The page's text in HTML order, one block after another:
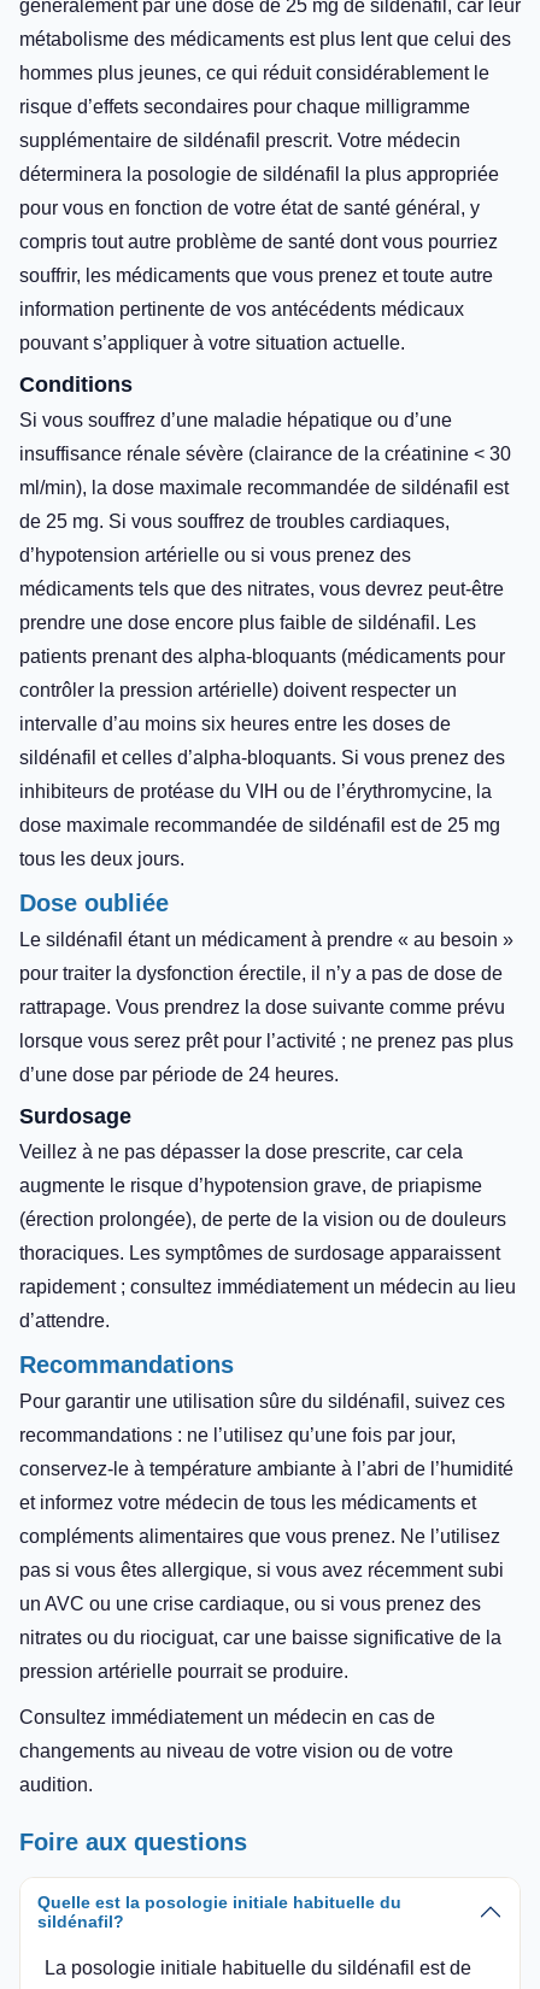
généralement par une dose de 25 mg de sildénafil, car leur
métabolisme des médicaments est plus lent que celui des
hommes plus jeunes, ce qui réduit considérablement le
risque d’effets secondaires pour chaque milligramme
supplémentaire de sildénafil prescrit. Votre médecin
déterminera la posologie de sildénafil la plus appropriée
pour vous en fonction de votre état de santé général, y
compris tout autre problème de santé dont vous pourriez
souffrir, les médicaments que vous prenez et toute autre
information pertinente de vos antécédents médicaux
pouvant s’appliquer à votre situation actuelle.
Conditions
Si vous souffrez d’une maladie hépatique ou d’une
insuffisance rénale sévère (clairance de la créatinine < 30
ml/min), la dose maximale recommandée de sildénafil est
de 25 mg. Si vous souffrez de troubles cardiaques,
d’hypotension artérielle ou si vous prenez des
médicaments tels que des nitrates, vous devrez peut-être
prendre une dose encore plus faible de sildénafil. Les
patients prenant des alpha-bloquants (médicaments pour
contrôler la pression artérielle) doivent respecter un
intervalle d’au moins six heures entre les doses de
sildénafil et celles d’alpha-bloquants. Si vous prenez des
inhibiteurs de protéase du VIH ou de l’érythromycine, la
dose maximale recommandée de sildénafil est de 25 mg
tous les deux jours.
Dose oubliée
Le sildénafil étant un médicament à prendre « au besoin »
pour traiter la dysfonction érectile, il n’y a pas de dose de
rattrapage. Vous prendrez la dose suivante comme prévu
lorsque vous serez prêt pour l’activité ; ne prenez pas plus
d’une dose par période de 24 heures.
Surdosage
Veillez à ne pas dépasser la dose prescrite, car cela
augmente le risque d’hypotension grave, de priapisme
(érection prolongée), de perte de la vision ou de douleurs
thoraciques. Les symptômes de surdosage apparaissent
rapidement ; consultez immédiatement un médecin au lieu
d’attendre.
Recommandations
Pour garantir une utilisation sûre du sildénafil, suivez ces
recommandations : ne l’utilisez qu’une fois par jour,
conservez-le à température ambiante à l’abri de l’humidité
et informez votre médecin de tous les médicaments et
compléments alimentaires que vous prenez. Ne l’utilisez
pas si vous êtes allergique, si vous avez récemment subi
un AVC ou une crise cardiaque, ou si vous prenez des
nitrates ou du riociguat, car une baisse significative de la
pression artérielle pourrait se produire.
Consultez immédiatement un médecin en cas de
changements au niveau de votre vision ou de votre
audition.
Foire aux questions
Quelle est la posologie initiale habituelle du
sildénafil?
La posologie initiale habituelle du sildénafil est de